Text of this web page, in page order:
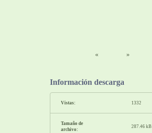
« »
Información descarga
Vistas: 1332
Tamaño de
archivo:
287.46 kB